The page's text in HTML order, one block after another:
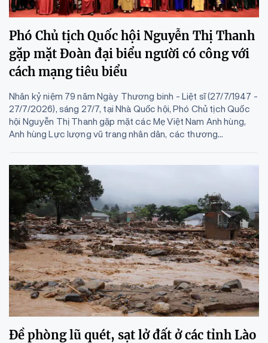
Phó Chủ tịch Quốc hội Nguyễn Thị Thanh
gặp mặt Đoàn đại biểu người có công với
cách mạng tiêu biểu
Nhân kỷ niệm 79 năm Ngày Thương binh - Liệt sĩ (27/7/1947 -
27/7/2026), sáng 27/7, tại Nhà Quốc hội, Phó Chủ tịch Quốc
hội Nguyễn Thị Thanh gặp mặt các Mẹ Việt Nam Anh hùng,
Anh hùng Lực lượng vũ trang nhân dân, các thương...
Đề phòng lũ quét, sạt lở đất ở các tỉnh Lào